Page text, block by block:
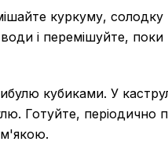
куркуму,
і перемішуйте,
кубиками. У
Готуйте,
м'якою.